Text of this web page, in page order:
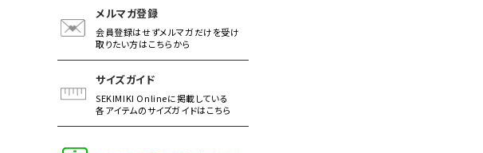
メルマガ登録
会員登録はせずメルマガだけを受け
取りたい方はこちらから
サイズガイド
SEKIMIKI Onlineに掲載している
各アイテムのサイズガイドはこちら